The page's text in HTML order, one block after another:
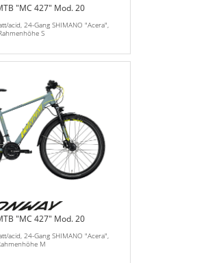
"MC 427" Mod. 20
acid, 24-Gang SHIMANO "Acera",
S
"MC 427" Mod. 20
acid, 24-Gang SHIMANO "Acera",
M